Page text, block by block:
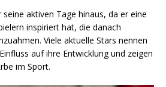
seine aktiven Tage hinaus, da er eine
inspiriert hat, die danach
Viele aktuelle Stars nennen
auf ihre Entwicklung und zeigen
im Sport.